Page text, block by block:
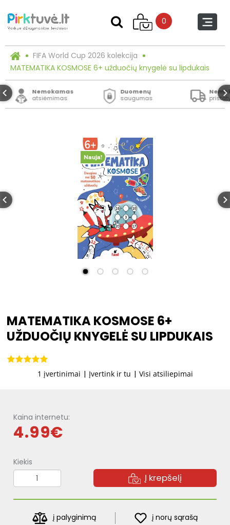
0
FIFA World Cup 2026 kolekcija
MATEMATIKA KOSMOSE 6+ užduočių knygelė su lipdukais
Nemokamas
atsiėmimas
Duomenų
saugumas
Nauja!
MATEMATIKA KOSMOSE 6+
UŽDUOČIŲ KNYGELĖ SU LIPDUKAIS
1 įvertinimai | Įvertink ir tu | Visi atsiliepimai
Kaina internetu:
4.99€
Kiekis
Į krepšelį
į palyginimą į norų sąrašą